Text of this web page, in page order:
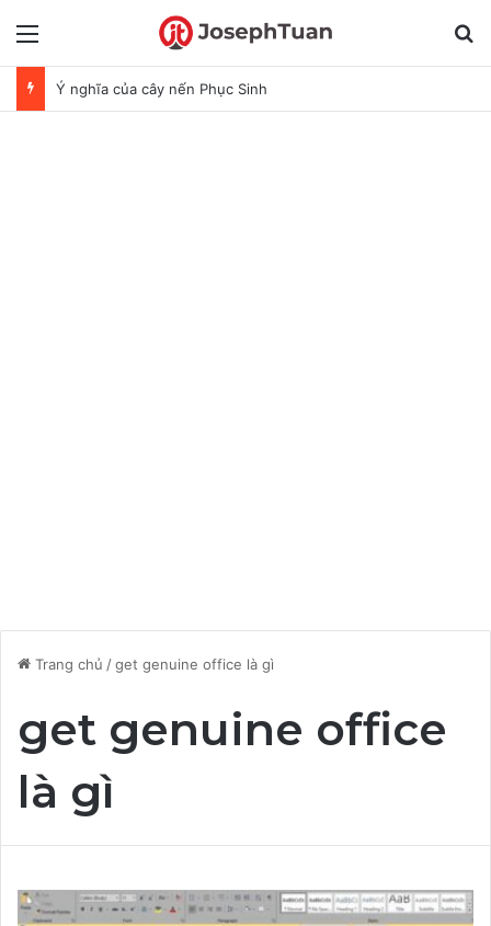
Ý nghĩa của cây nến Phục Sinh
Trang chủ /get genuine office là gì
get genuine office
là gì